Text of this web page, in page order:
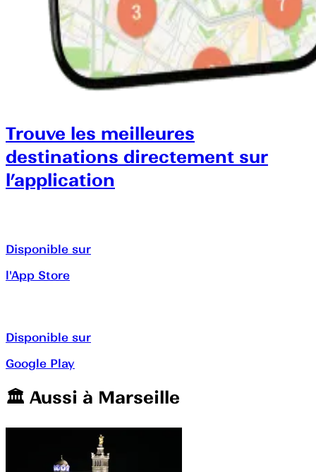
Trouve les meilleures
destinations directement sur
l’application
Disponible sur
l'App Store
Disponible sur
Google Play
🏛️️ Aussi à Marseille